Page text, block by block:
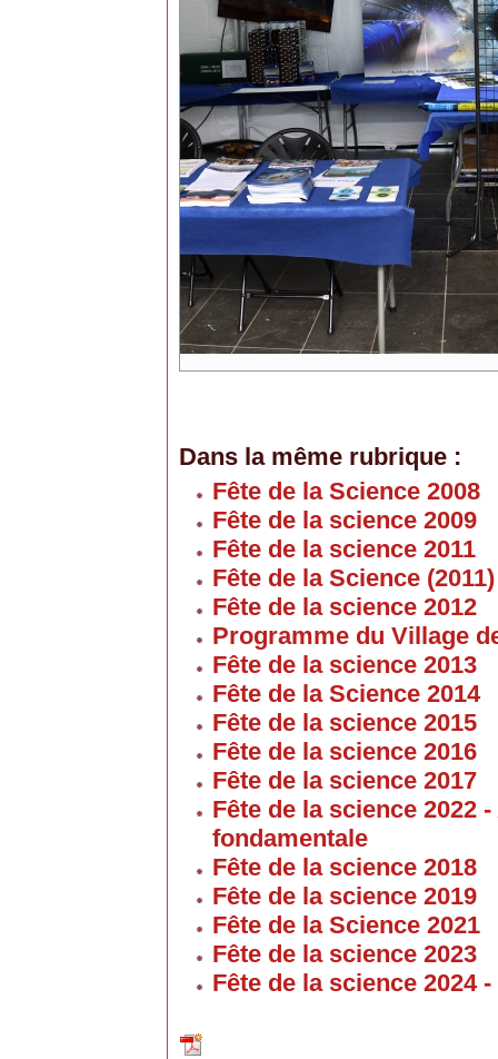
Dans la même rubrique :
Fête de la Science 2008
Fête de la science 2009
Fête de la science 2011
Fête de la Science (2011)
Fête de la science 2012
Programme du Village
Fête de la science 2013
Fête de la Science 2014
Fête de la science 2015
Fête de la science 2016
Fête de la science 2017
Fête de la science 2022
fondamentale
Fête de la science 2018
Fête de la science 2019
Fête de la Science 2021
Fête de la science 2023
Fête de la science 2024